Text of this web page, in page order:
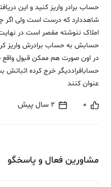
حساب برادر واریز کنید و این
شاهددارد که درست است ولی اگر
املاک ننوشته مقصر است در نهایت
حسابش به حساب برادرش واریز
در اون صورت هم ممکن قبول واقع
حسابافراددیگر خرج کرده
عنوان کنند
0 2 سال پیش
مشاورین فعال و پاسخگو